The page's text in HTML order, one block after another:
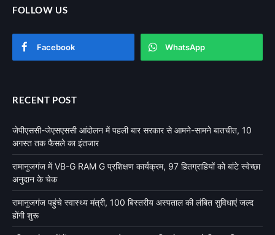
FOLLOW US
Facebook WhatsApp
RECENT POST
जेपीएससी-जेएसएससी आंदोलन में पहली बार सरकार से आमने-सामने बातचीत, 10
अगस्त तक फैसले का इंतजार
रामानुजगंज में VB-G RAM G प्रशिक्षण कार्यक्रम, 97 हितग्राहियों को बांटे स्वेच्छा
अनुदान के चेक
रामानुजगंज पहुंचे स्वास्थ्य मंत्री, 100 बिस्तरीय अस्पताल की लंबित सुविधाएं जल्द
होंगी शुरू